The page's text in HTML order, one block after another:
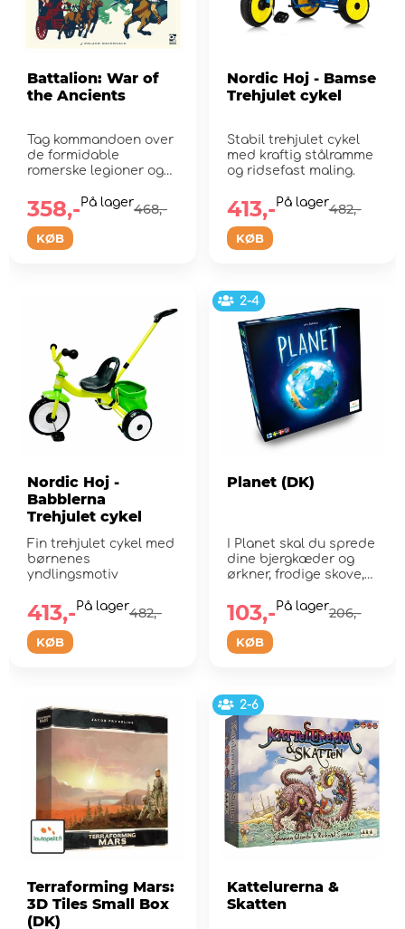
Battalion: War of
the Ancients
Tag kommandoen over
de formidable
romerske legioner og
KØB
468,-
358,- På lager
Nordic Hoj - Bamse
Trehjulet cykel
Stabil trehjulet cykel
med kraftig stålramme
og ridsefast maling.
KØB
482,-
413,- På lager
Nordic Hoj -
Babblerna
Trehjulet cykel
Fin trehjulet cykel med
børnenes
yndlingsmotiv
KØB
482,-
413,- På lager
2-4
Planet (DK)
I Planet skal du sprede
dine bjergkæder og
ørkner, frodige skove,
KØB
206,-
103,- På lager
Terraforming Mars:
3D Tiles Small Box
(DK)
2-6
Kattelurerna &
Skatten